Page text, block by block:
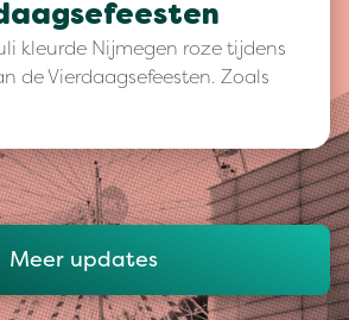
kleurde Nijmegen roze tijdens
de Vierdaagsefeesten. Zoals
Meer updates